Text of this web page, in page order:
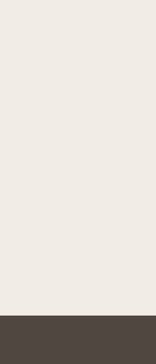
Bylinkopedie.cz